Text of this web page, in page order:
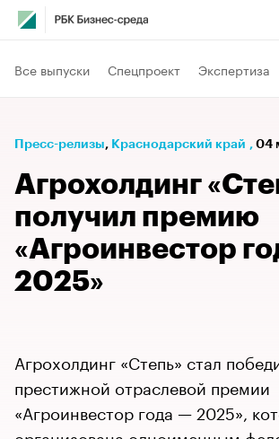
Все выпуски Спецпроект Экспертиза
Пресс-релизы⁠, Краснодарский край , 04
Агрохолдинг
получил премию
«Агроинвестор
2025»
Агрохолдинг «Степь» стал
престижной отраслевой премии
«Агроинвестор года — 2025»,